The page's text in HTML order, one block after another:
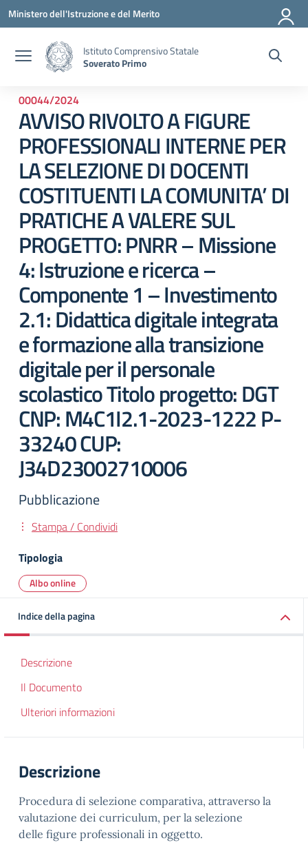
Vai ai contenuti
Vai al menu di navigazione
Vai al footer
Ministero dell'Istruzione e del Merito
Istituto Comprensivo Statale
Soverato Primo
00044/2024
AVVISO RIVOLTO A FIGURE
PROFESSIONALI INTERNE PER
LA SELEZIONE DI DOCENTI
COSTITUENTI LA COMUNITA’ DI
PRATICHE A VALERE SUL
PROGETTO: PNRR – Missione
4: Istruzione e ricerca –
Componente 1 – Investimento
2.1: Didattica digitale integrata
e formazione alla transizione
digitale per il personale
scolastico Titolo progetto: DGT
CNP: M4C1I2.1-2023-1222 P-
33240 CUP:
J34D23002710006
Pubblicazione
Stampa / Condividi
Tipologia
Albo online
Indice della pagina
Descrizione
Il Documento
Ulteriori informazioni
Descrizione
Procedura di selezione comparativa, attraverso la
valutazione dei curriculum, per la selezione
delle figure professionali in oggetto.